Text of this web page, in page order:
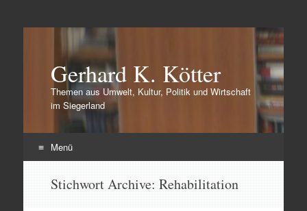
Gerhard K. Kötter
Themen aus Umwelt, Kultur, Politik und Wirtschaft
im Siegerland
Menü
Stichwort Archive: Rehabilitation